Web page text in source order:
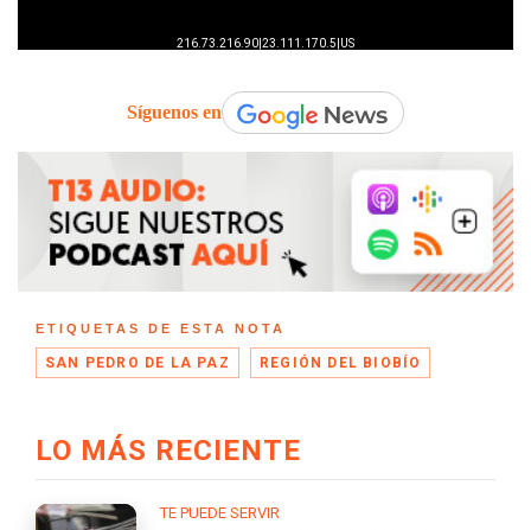
Síguenos en
ETIQUETAS DE ESTA NOTA
SAN PEDRO DE LA PAZ REGIÓN DEL BIOBÍO
LO MÁS RECIENTE
TE PUEDE SERVIR